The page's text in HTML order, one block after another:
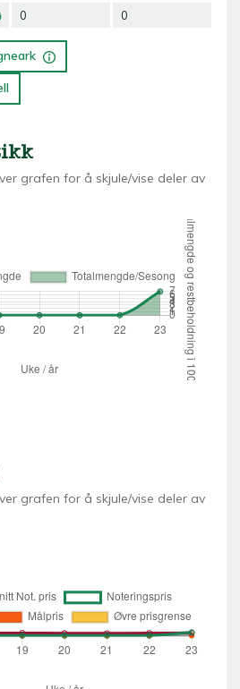
0
0
grafen for å skjule/vise deler av
grafen for å skjule/vise deler av